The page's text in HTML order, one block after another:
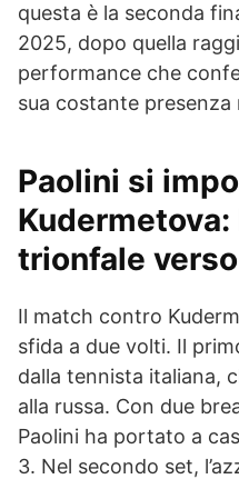
questa è la seconda
2025, dopo quella
performance che
sua costante
Paolini si
Kudermetova:
trionfale
Il match contro
sfida a due volti. Il
dalla tennista italiana,
alla russa. Con due
Paolini ha portato a
3. Nel secondo set,